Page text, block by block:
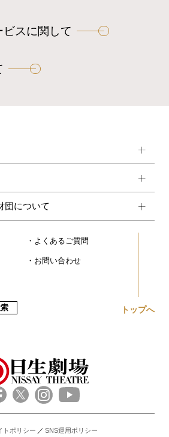
スに関して
団について
よくあるご質問
お問い合わせ
トップへ
トポリシー SNS運用ポリシー